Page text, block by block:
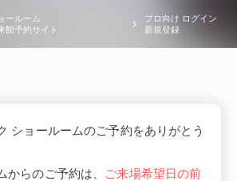
ールーム
館予約サイト
プロ向け ログイン
新規登録
ショールームのご予約をありがとう
からのご予約は、
ご来場希望日の前